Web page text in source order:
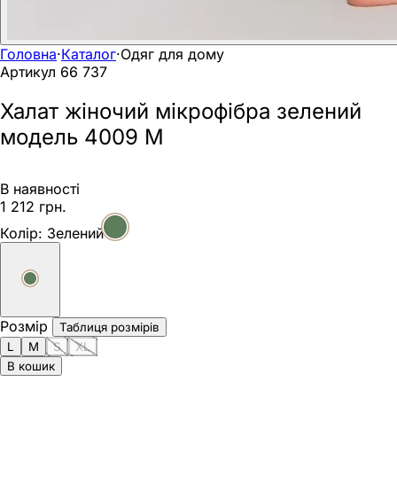
Головна·Каталог·Одяг для дому
Артикул 66 737
Халат жіночий мікрофібра зелений
модель 4009 M
В наявності
1 212 грн.
Колір: Зелений
Розмір
Таблиця розмірів
L
M S
XL
В кошик